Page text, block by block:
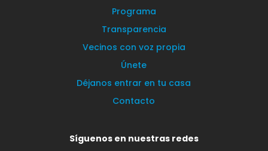
Programa
Transparencia
Vecinos con voz propia
Únete
Déjanos entrar en tu casa
Contacto
Síguenos en nuestras redes